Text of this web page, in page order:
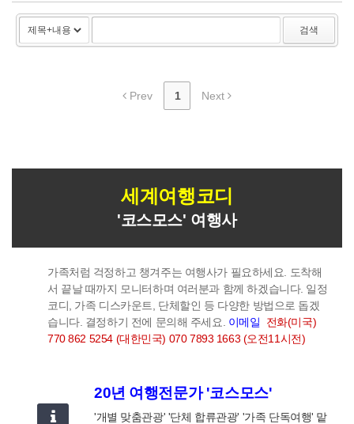
검색
Prev 1 Next
세계여행코디
'코스모스' 여행사
가족처럼 걱정하고 챙겨주는 여행사가 필요하세요. 도착해
서 끝날 때까지 모니터하며 여러분과 함께 하겠습니다. 일정
코디, 가족 디스카운트, 단체할인 등 다양한 방법으로 돕겠
습니다. 결정하기 전에 문의해 주세요. 이메일
전화(미국)
770 862 5254 (대한민국) 070 7893 1663 (오전11시전)
20년 여행전문가 '코스모스'
'개별 맞춤관광' '단체 합류관광' '가족 단독여행' 맡